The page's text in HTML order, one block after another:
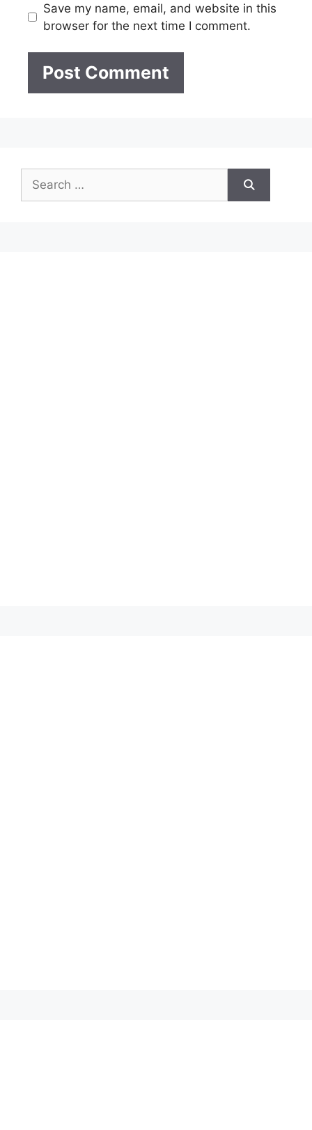
Save my name, email, and website in this
browser for the next time I comment.
Search
for: